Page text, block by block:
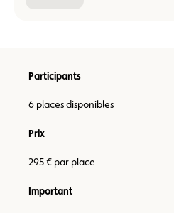
Participants
6 places disponibles
Prix
295 € par place
Important